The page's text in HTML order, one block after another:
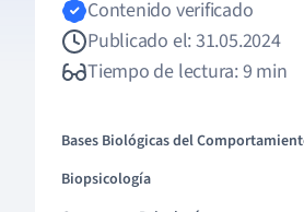
Contenido verificado
Publicado el: 31.05.2024
Tiempo de lectura: 9 min
Bases Biológicas del
Biopsicología